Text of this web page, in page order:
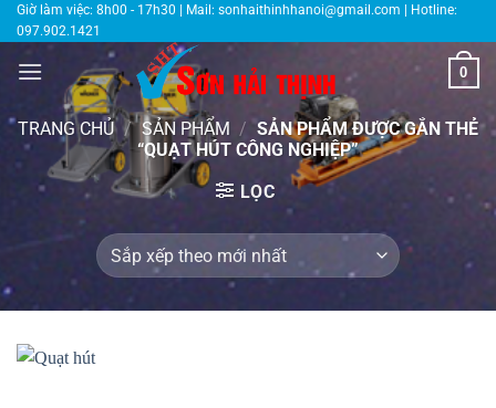
Bỏ
qua
nội
Giờ làm việc: 8h00 - 17h30 | Mail: sonhaithinhhanoi@gmail.com | Hotline:
097.902.1421
0
TRANG CHỦ / SẢN PHẨM / SẢN PHẨM ĐƯỢC GẮN THẺ
“QUẠT HÚT CÔNG NGHIỆP”
LỌC